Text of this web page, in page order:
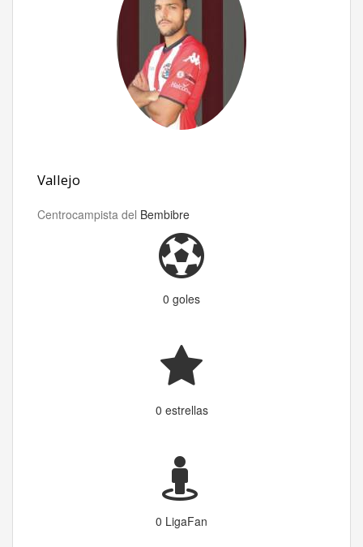
Vallejo
Centrocampista del Bembibre
0 goles
0 estrellas
0 LigaFan